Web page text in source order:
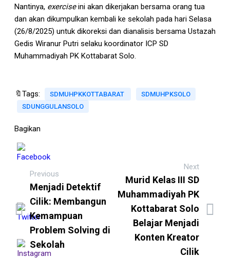
Nantinya, exerciseini akan dikerjakan bersama orang tua
dan akan dikumpulkan kembali ke sekolah pada hari Selasa
(26/8/2025) untuk dikoreksi dan dianalisis bersama Ustazah
Gedis Wiranur Putri selaku koordinator ICP SD
Muhammadiyah PK Kottabarat Solo.
🔖Tags: SDMUHPKKOTTABARAT
SDMUHPKSOLO
SDUNGGULANSOLO
Bagikan
Previous
Menjadi Detektif
Cilik: Membangun
Kemampuan
Problem Solving di
Sekolah
Next
Murid Kelas III SD
Muhammadiyah PK
Kottabarat Solo
Belajar Menjadi
Konten Kreator
Cilik